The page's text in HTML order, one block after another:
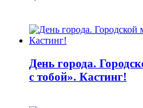
День города.
с тобой». Кастинг!